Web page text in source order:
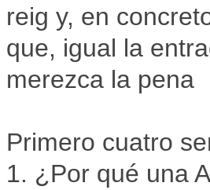
reig y, en
que, igual la
merezca la pena
Primero cuatro
1. ¿Por qué una